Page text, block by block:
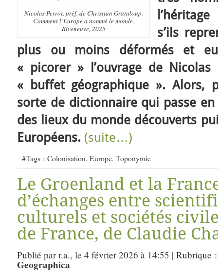
Nicolas Perrot, préf. de Christian Grataloup.
Comment l’Europe a nommé le monde.
Riveneuve, 2025
s’ils
plus ou moins déformés et
« picorer » l’ouvrage de
« buffet géographique ». Alors,
sorte de dictionnaire qui passe
des lieux du monde découverts
Européens. (suite…)
#Tags : Colonisation, Europe, Toponymie
Le Groenland et la
d’échanges entre
culturels et sociétés
de France, de Claudie
Publié par r.a., le 4 février 2026 à 14:55 | Rubrique
Geographica